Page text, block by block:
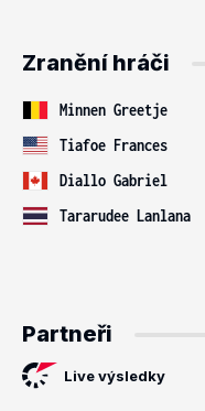
Zranění hráči
Minnen Greetje
Tiafoe Frances
Diallo Gabriel
Tararudee Lanlana
Partneři
Live výsledky